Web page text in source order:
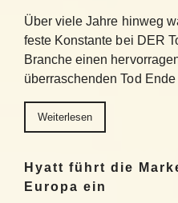
Über viele Jahre hinweg
feste Konstante bei DER
Branche einen
überraschenden Tod
Weiterlesen
Hyatt führt die
Europa ein